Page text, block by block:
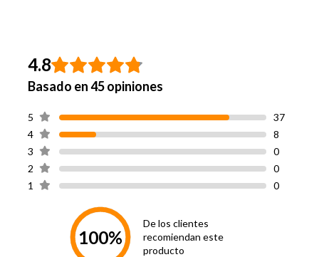
Resortes
Bonnell
Incluye Respaldo No
Incluye Velador No
Incluye Almohada
Incluye Sábanas No
4.8
Basado en 45 opiniones
1 0
2 0
3 0
4 8
5 37
100%
De los clientes
recomiendan este
producto